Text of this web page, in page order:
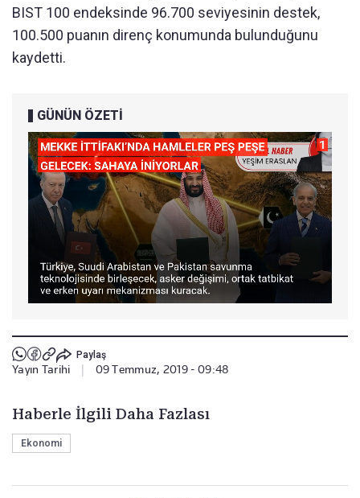
BIST 100 endeksinde 96.700 seviyesinin destek,
100.500 puanın direnç konumunda bulunduğunu
kaydetti.
GÜNÜN ÖZETİ
Paylaş
Yayın Tarihi 09 Temmuz, 2019 - 09:48
Haberle İlgili Daha Fazlası
Ekonomi